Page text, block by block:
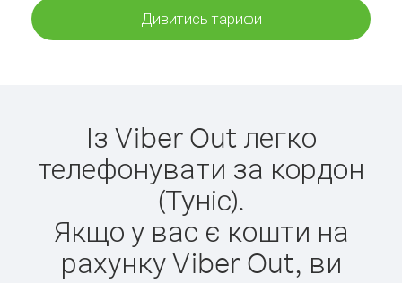
Дивитись тарифи
Із Viber Out легко
телефонувати за кордон
(Туніс).
Якщо у вас є кошти на
рахунку Viber Out, ви